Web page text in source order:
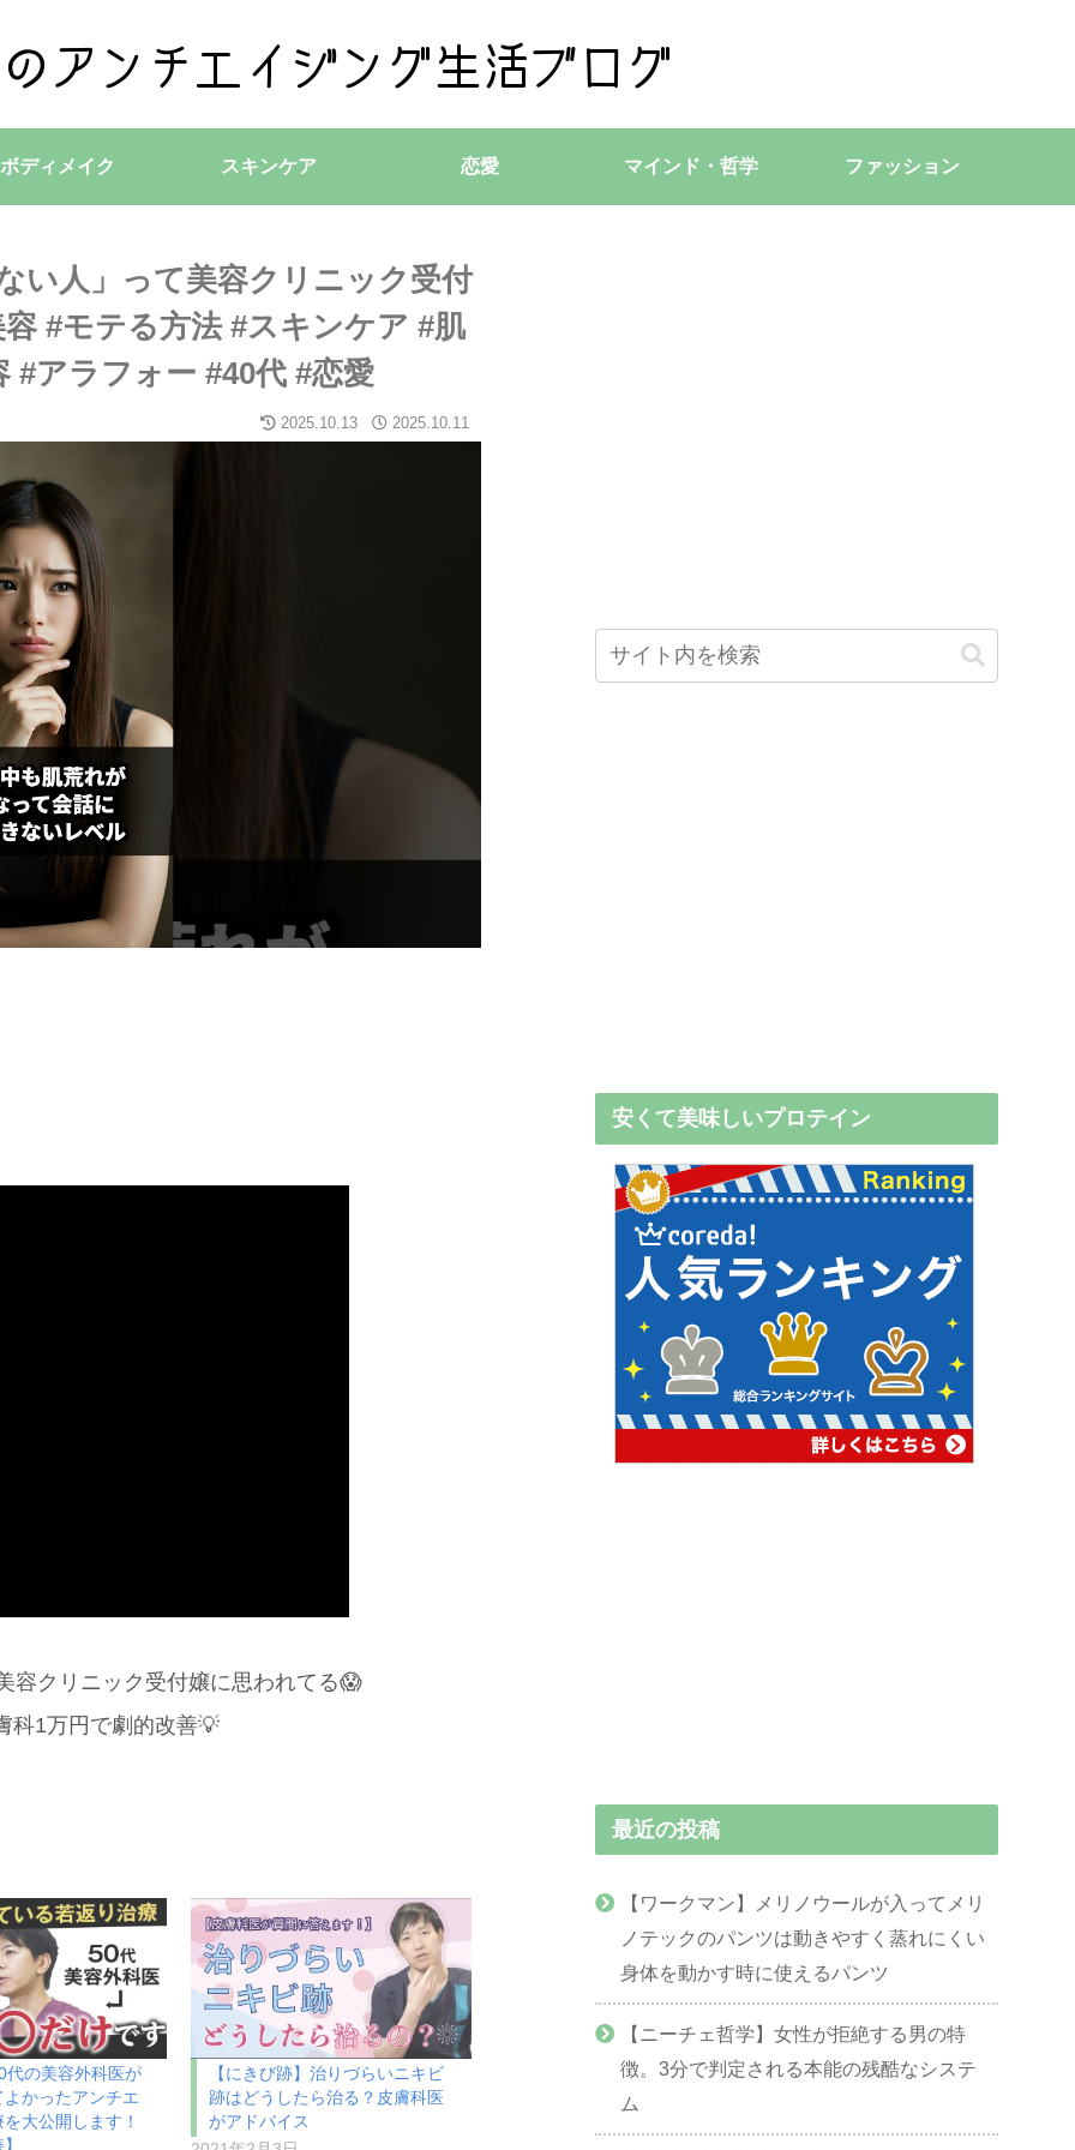
ボディメイク スキンケア 恋愛 マインド・哲学 ファッション
い人」って美容クリニック受付
#モテる方法 #スキンケア #肌
#アラフォー #40代 #恋愛
2025.10.13 2025.10.11
容クリニック受付嬢に思われてる😱
科1万円で劇的改善💡
代の美容外科医が
かったアンチエ
大公開します！
【にきび跡】治りづらいニキビ
跡はどうしたら治る？皮膚科医
がアドバイス
安くて美味しいプロテイン
最近の投稿
【ワークマン】メリノウールが入ってメリ
ノテックのパンツは動きやすく蒸れにくい
身体を動かす時に使えるパンツ
【ニーチェ哲学】女性が拒絶する男の特
徴。3分で判定される本能の残酷なシステ
ム